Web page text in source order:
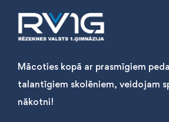
Mācoties kopā ar prasmīgiem
talantīgiem skolēniem, veidojam
nākotni!